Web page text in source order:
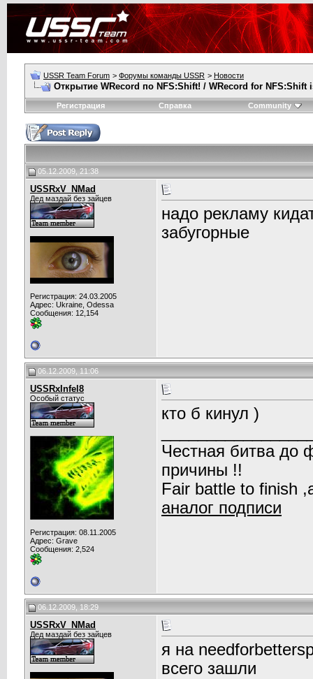
USSR Team Forum > Форумы команды USSR > Новости
Открытие WRecord по NFS:Shift! / WRecord for NFS:Shift
Регистрация Справка Community
05.12.2009, 21:38
USSRxV_NMad
Дед маздай без зайцев
Регистрация: 24.03.2005
Адрес: Ukraine, Odessa
Сообщения: 12,154
надо рекламу
забугорные
06.12.2009, 11:06
USSRxInfel8
Особый статус
Регистрация: 08.11.2005
Адрес: Grave
Сообщения: 2,524
кто б кинул )
Честная битва до
причины !!
Fair battle to finish
аналог подписи
06.12.2009, 18:29
USSRxV_NMad
Дед маздай без зайцев
я на
всего зашли